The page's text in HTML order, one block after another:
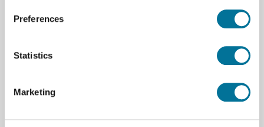
Preferences
Statistics
Marketing
μS/cm)
0°C tot 80°C